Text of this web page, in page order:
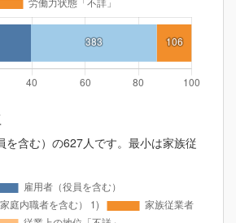
を含む）の627人です。最小は家族従